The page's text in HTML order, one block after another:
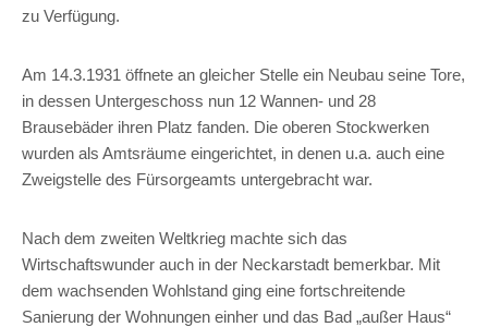
zu Verfügung.
Am 14.3.1931 öffnete an gleicher Stelle ein Neubau seine Tore,
in dessen Untergeschoss nun 12 Wannen- und 28
Brausebäder ihren Platz fanden. Die oberen Stockwerken
wurden als Amtsräume eingerichtet, in denen u.a. auch eine
Zweigstelle des Fürsorgeamts untergebracht war.
Nach dem zweiten Weltkrieg machte sich das
Wirtschaftswunder auch in der Neckarstadt bemerkbar. Mit
dem wachsenden Wohlstand ging eine fortschreitende
Sanierung der Wohnungen einher und das Bad „außer Haus“